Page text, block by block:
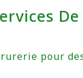
De
pour